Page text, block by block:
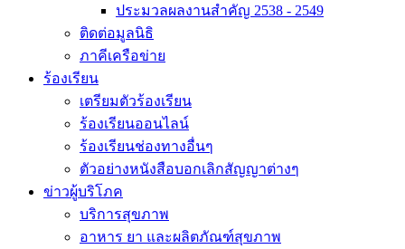
ประมวลผลงานสำคัญ 2538 - 2549
ติดต่อมูลนิธิ
ภาคีเครือข่าย
ร้องเรียน
เตรียมตัวร้องเรียน
ร้องเรียนออนไลน์
ร้องเรียนช่องทางอื่นๆ
ตัวอย่างหนังสือบอกเลิกสัญญาต่างๆ
ข่าวผู้บริโภค
บริการสุขภาพ
อาหาร ยา และผลิตภัณฑ์สุขภาพ